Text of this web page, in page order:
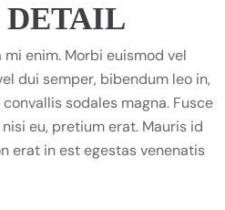
DETAIL
enim. Morbi euismod vel
dui semper, bibendum leo in,
sodales magna. Fusce
eu, pretium erat. Mauris id
erat in est egestas venenatis